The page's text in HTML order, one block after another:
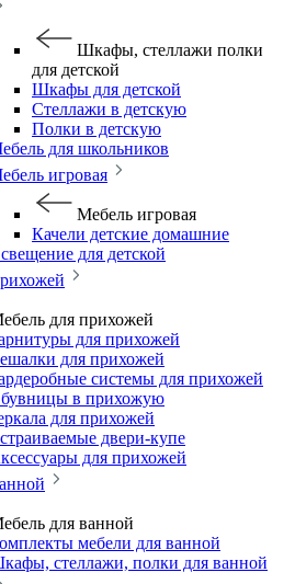
Шкафы, стеллажи полки
для детской
Шкафы для детской
Стеллажи в детскую
Полки в детскую
для школьников
игровая
Мебель игровая
Качели детские домашние
для детской
для прихожей
для прихожей
для прихожей
системы для прихожей
в прихожую
для прихожей
двери-купе
для прихожей
для ванной
мебели для ванной
стеллажи, полки для ванной